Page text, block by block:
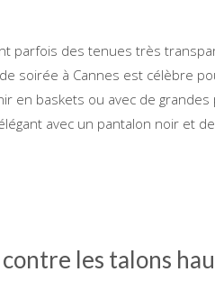
parfois des tenues très
soirée à Cannes est célèbre
en baskets ou avec de
avec un pantalon noir et
les talons